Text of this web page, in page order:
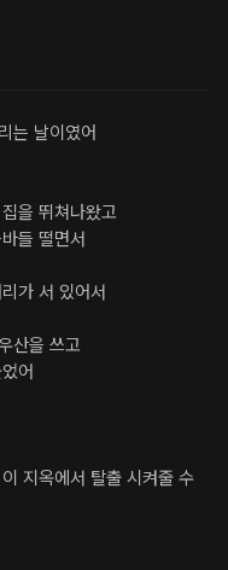
는 날이였어
을 뛰쳐나왔고
들 떨면서
가 서 있어서
산을 쓰고
어
지옥에서 탈출 시켜줄 수